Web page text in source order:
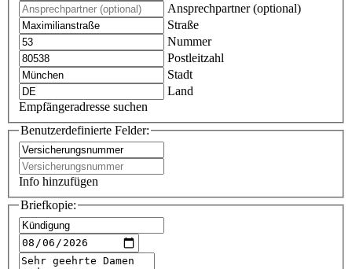
Ansprechpartner (optional)
Straße
Nummer
Postleitzahl
Stadt
Land
Empfängeradresse suchen
Benutzerdefinierte Felder:
Info hinzufügen
Briefkopie: